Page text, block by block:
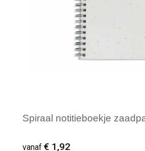
Spiraal notitieboekje
vanaf € 1,92